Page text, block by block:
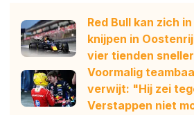
Red Bull kan zich
knijpen in
vier tienden
Voormalig
verwijt: "Hij zei
Verstappen niet